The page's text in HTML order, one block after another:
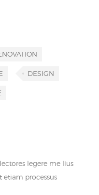
DESIGN
legere me lius
etiam processus